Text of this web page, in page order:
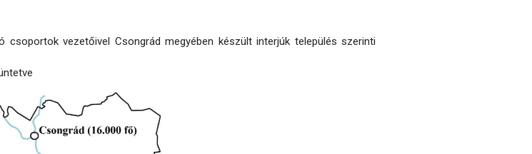
csoportok vezetőivel Csongrád megyében készült interjúk település szerinti